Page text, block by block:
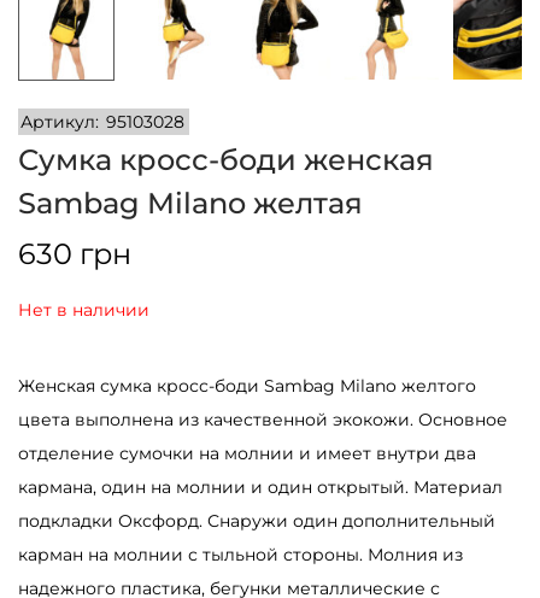
Артикул: 95103028
Сумка кросс-боди женская
Sambag Milano желтая
630 грн
Нет в наличии
Женская сумка кросс-боди Sambag Milano желтого
цвета выполнена из качественной экокожи. Основное
отделение сумочки на молнии и имеет внутри два
кармана, один на молнии и один открытый. Материал
подкладки Оксфорд. Снаружи один дополнительный
карман на молнии с тыльной стороны. Молния из
надежного пластика, бегунки металлические с